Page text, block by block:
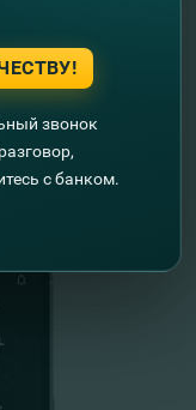
членом
звонок
с банком.